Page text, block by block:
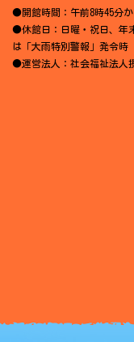
●開館時間：午前8時45分
●休館日：日曜・祝日、年
は「大雨特別警報」発令時
●運営法人：社会福祉法人